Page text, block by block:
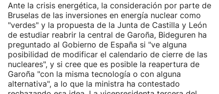
Ante la crisis energética, la consideración por parte de
Bruselas de las inversiones en energía nuclear como
"verdes" y la propuesta de la Junta de Castilla y León
de estudiar reabrir la central de Garoña, Bideguren ha
preguntado al Gobierno de España si "ve alguna
posibilidad de modificar el calendario de cierre de las
nucleares", y si cree que es posible la reapertura de
Garoña "con la misma tecnología o con alguna
alternativa", a lo que la ministra ha contestado